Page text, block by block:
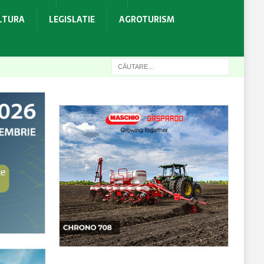
LEGISLATIE
AGROTURISM